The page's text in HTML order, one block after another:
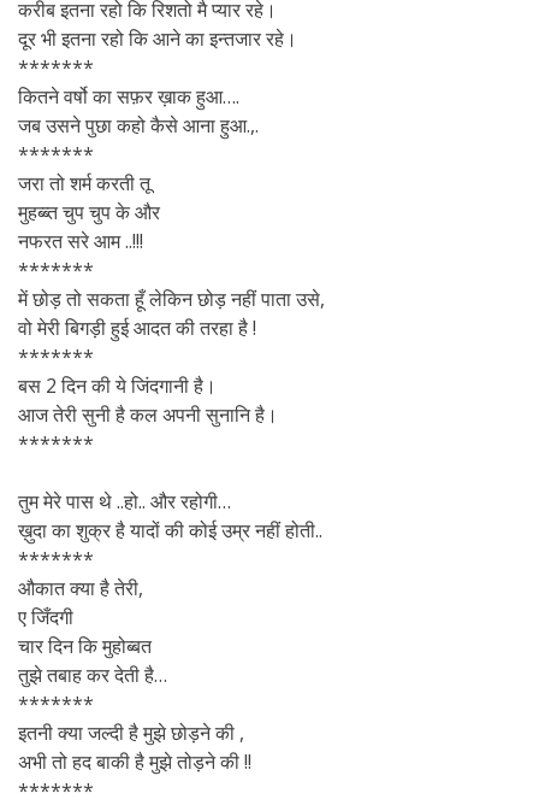
करीब इतना रहो कि रिशतो मै प्यार रहे।
दूर भी इतना रहो कि आने का इन्तजार रहे।
*******
कितने वर्षो का सफ़र ख़ाक हुआ….
जब उसने पुछा कहो कैसे आना हुआ.,.
*******
जरा तो शर्म करती तू
मुहब्ब्त चुप चुप के और
नफरत सरे आम ..!!!
*******
में छोड़ तो सकता हूँ लेकिन छोड़ नहीं पाता उसे,
वो मेरी बिगड़ी हुई आदत की तरहा है !
*******
बस 2 दिन की ये जिंदगानी है।
आज तेरी सुनी है कल अपनी सुनानि है।
*******
तुम मेरे पास थे ..हो.. और रहोगी…
ख़ुदा का शुक्र है यादों की कोई उम्र नहीं होती..
*******
औकात क्या है तेरी,
ए जिँदगी
चार दिन कि मुहोब्बत
तुझे तबाह कर देती है…
*******
इतनी क्या जल्दी है मुझे छोड़ने की ,
अभी तो हद बाकी है मुझे तोड़ने की !!
*******